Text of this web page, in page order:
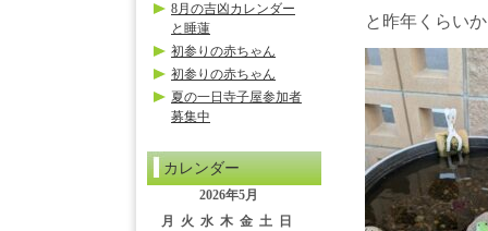
と昨年くらい
8月の吉凶カレンダー
と睡蓮
初参りの赤ちゃん
初参りの赤ちゃん
夏の一日寺子屋参加者
募集中
カレンダー
2026年5月
月
火 水 木 金 土
日